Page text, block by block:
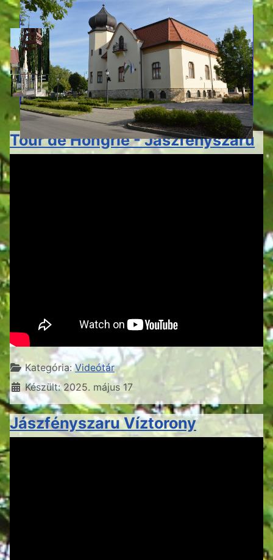
Tour de Hongrie - Jászfényszaru
Részletek
Kategória:Videótár
Készült: 2025. május 17
Jászfényszaru Víztorony